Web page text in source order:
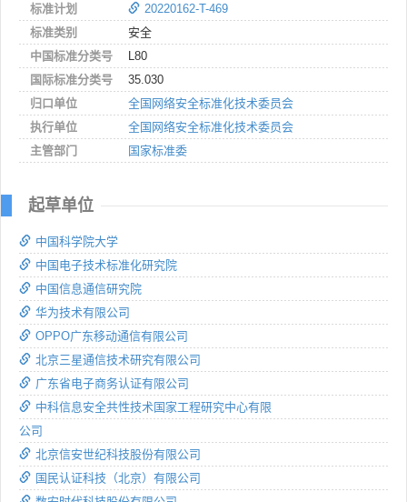
标准计划
20220162-T-469
标准类别
安全
中国标准分类号
L80
国际标准分类号
35.030
归口单位
全国网络安全标准化技术委员会
执行单位
全国网络安全标准化技术委员会
主管部门
国家标准委
起草单位
中国科学院大学
中国电子技术标准化研究院
中国信息通信研究院
华为技术有限公司
OPPO广东移动通信有限公司
北京三星通信技术研究有限公司
广东省电子商务认证有限公司
中科信息安全共性技术国家工程研究中心有限
公司
北京信安世纪科技股份有限公司
国民认证科技（北京）有限公司